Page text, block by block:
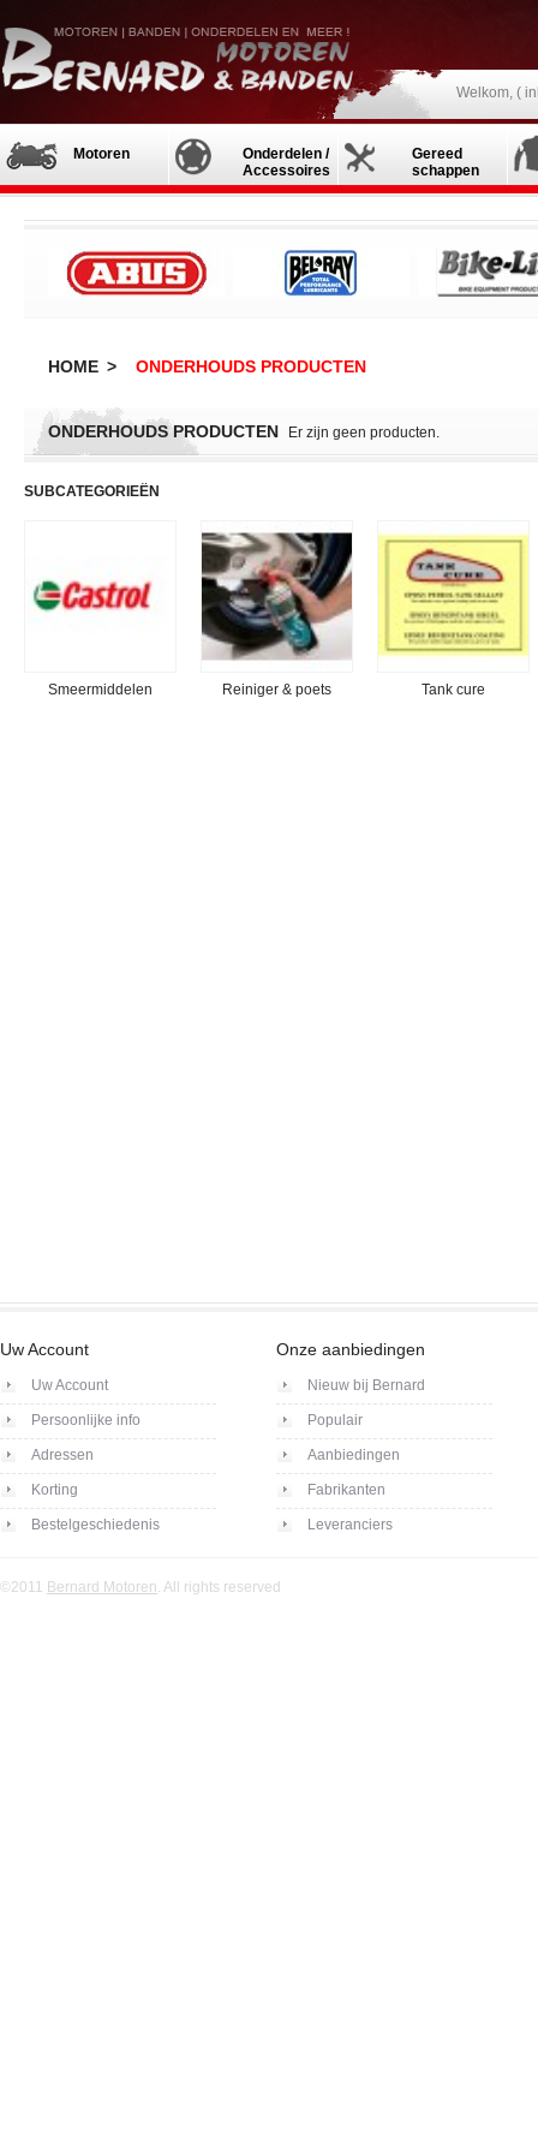
Welkom, (
Motoren
Onderdelen /
Accessoires
Gereed
schappen
HOME > ONDERHOUDS PRODUCTEN
ONDERHOUDS PRODUCTEN Er zijn geen producten.
SUBCATEGORIEËN
Smeermiddelen Reiniger & poets Tank cure
Uw Account
Uw Account
Persoonlijke info
Adressen
Korting
Bestelgeschiedenis
Onze aanbiedingen
Nieuw bij Bernard
Populair
Aanbiedingen
Fabrikanten
Leveranciers
©2011 Bernard Motoren. All rights reserved